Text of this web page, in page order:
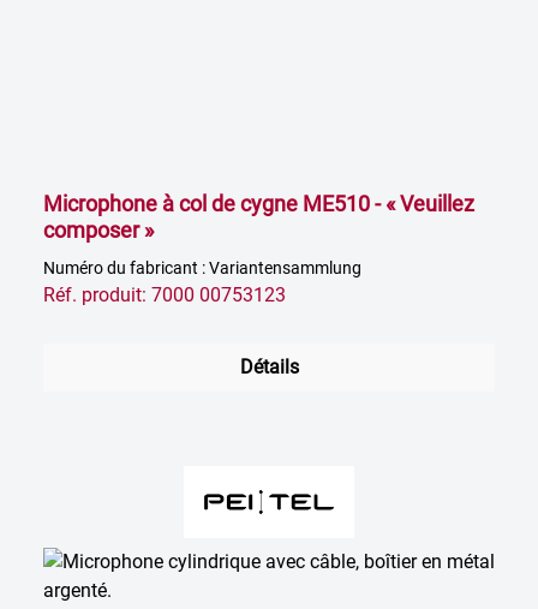
Microphone à col de cygne ME510 - « Veuillez
composer »
Numéro du fabricant : Variantensammlung
Réf. produit: 7000 00753123
Détails